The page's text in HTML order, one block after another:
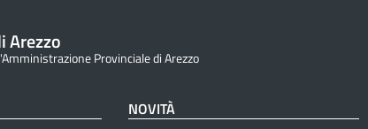
Arezzo
Provinciale di Arezzo
NOVITÀ